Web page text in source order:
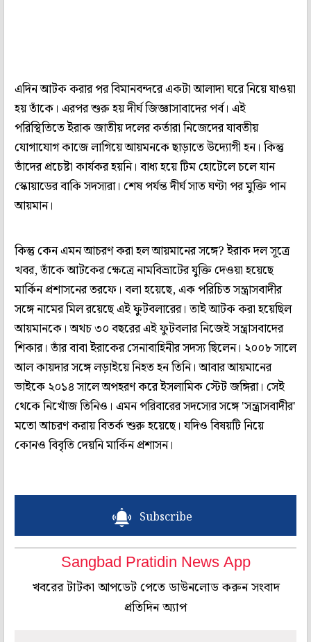
এদিন আটক করার পর বিমানবন্দরে একটা আলাদা ঘরে নিয়ে যাওয়া
হয় তাঁকে। এরপর শুরু হয় দীর্ঘ জিজ্ঞাসাবাদের পর্ব। এই
পরিস্থিতিতে ইরাক জাতীয় দলের কর্তারা নিজেদের যাবতীয়
যোগাযোগ কাজে লাগিয়ে আয়মনকে ছাড়াতে উদ্যোগী হন। কিন্তু
তাঁদের প্রচেষ্টা কার্যকর হয়নি। বাধ্য হয়ে টিম হোটেলে চলে যান
স্কোয়াডের বাকি সদস্যরা। শেষ পর্যন্ত দীর্ঘ সাত ঘণ্টা পর মুক্তি পান
আয়মান।
কিন্তু কেন এমন আচরণ করা হল আয়মানের সঙ্গে? ইরাক দল সূত্রে
খবর, তাঁকে আটকের ক্ষেত্রে নামবিভ্রাটের যুক্তি দেওয়া হয়েছে
মার্কিন প্রশাসনের তরফে। বলা হয়েছে, এক পরিচিত সন্ত্রাসবাদীর
সঙ্গে নামের মিল রয়েছে এই ফুটবলারের। তাই আটক করা হয়েছিল
আয়মানকে। অথচ ৩০ বছরের এই ফুটবলার নিজেই সন্ত্রাসবাদের
শিকার। তাঁর বাবা ইরাকের সেনাবাহিনীর সদস্য ছিলেন। ২০০৮ সালে
আল কায়দার সঙ্গে লড়াইয়ে নিহত হন তিনি। আবার আয়মানের
ভাইকে ২০১৪ সালে অপহরণ করে ইসলামিক স্টেট জঙ্গিরা। সেই
থেকে নিখোঁজ তিনিও। এমন পরিবারের সদস্যের সঙ্গে 'সন্ত্রাসবাদীর'
মতো আচরণ করায় বিতর্ক শুরু হয়েছে। যদিও বিষয়টি নিয়ে
কোনও বিবৃতি দেয়নি মার্কিন প্রশাসন।
Subscribe
Sangbad Pratidin News App
খবরের টাটকা আপডেট পেতে ডাউনলোড করুন সংবাদ
প্রতিদিন অ্যাপ